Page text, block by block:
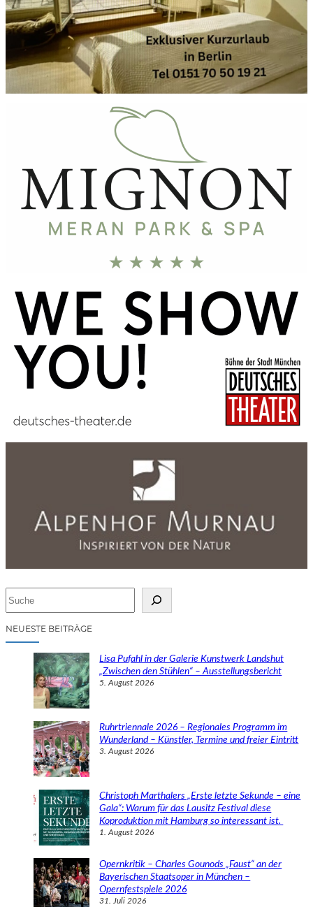
cNEUESTE BEITRÄGE
Lisa Pufahl in der Galerie Kunstwerk Landshut
„Zwischen den Stühlen“ – Ausstellungsbericht
5. August 2026
Ruhrtriennale 2026 – Regionales Programm im
Wunderland – Künstler, Termine und freier Eintritt
3. August 2026
Christoph Marthalers „Erste letzte Sekunde – eine
Gala“: Warum für das Lausitz Festival diese
Koproduktion mit Hamburg so interessant ist.
1. August 2026
Opernkritik – Charles Gounods „Faust“ an der
Bayerischen Staatsoper in München –
Opernfestspiele 2026
31. Juli 2026